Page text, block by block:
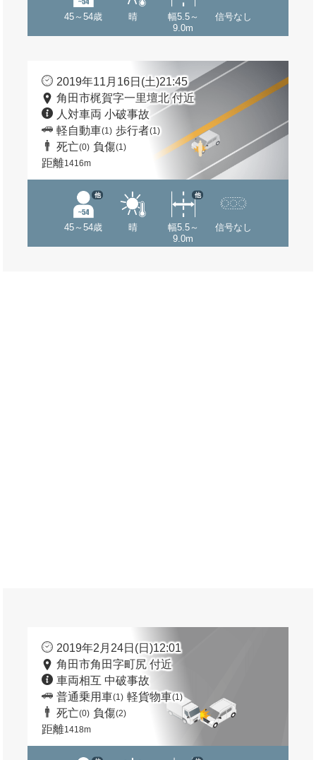
45～54歳 晴
幅5.5～
9.0m
信号なし
2019年11月16日(土)21:45
角田市梶賀字一里壇北 付近
人対車両 小破事故
軽自動車(1) 歩行者(1)
死亡(0) 負傷(1)
距離1416m
45～54歳
他
晴
幅5.5～
9.0m
他
信号なし
2019年2月24日(日)12:01
角田市角田字町尻 付近
車両相互 中破事故
普通乗用車(1) 軽貨物車(1)
死亡(0) 負傷(2)
距離1418m